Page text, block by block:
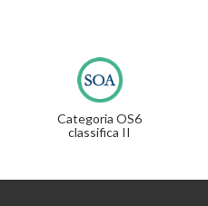
Categoria OS6
classifica II